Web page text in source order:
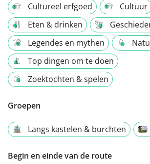
Cultureel erfgoed
Cultuur
Eten & drinken
Legendes en mythen
Top dingen om te doen
Zoektochten & spelen
Groepen
Langs kastelen & burchten
Begin en einde van de route